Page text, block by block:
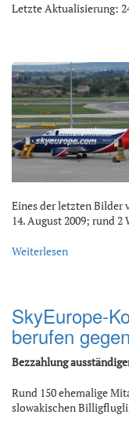
Letzte Aktualisierung:
Eines der letzten Bilder
14. August 2009; rund
Weiterlesen
SkyEurope-
berufen
Bezzahlung
Rund 150 ehemalige
slowakischen